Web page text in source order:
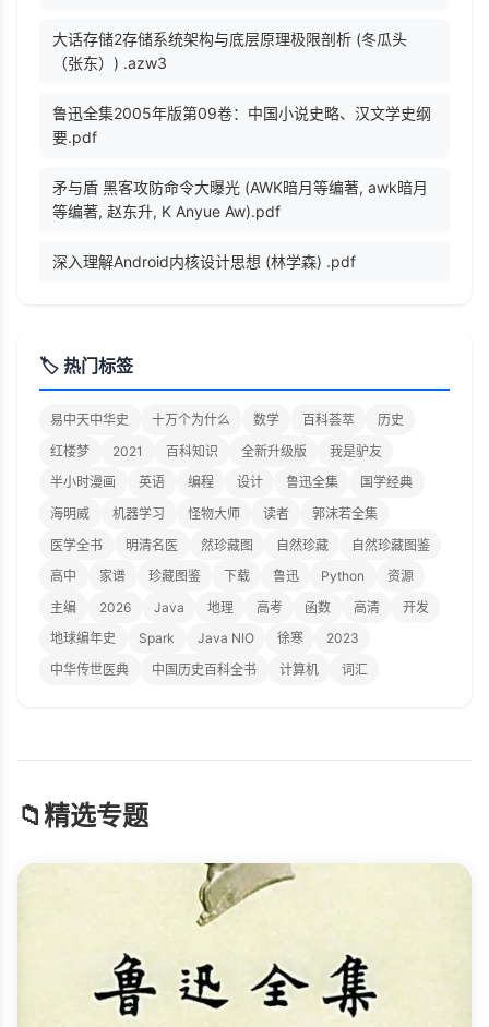
大话存储2存储系统架构与底层原理极限剖析 (冬瓜头
（张东）) .azw3
鲁迅全集2005年版第09卷：中国小说史略、汉文学史纲
要.pdf
矛与盾 黑客攻防命令大曝光 (AWK暗月等编著, awk暗月
等编著, 赵东升, K Anyue Aw).pdf
深入理解Android内核设计思想 (林学森) .pdf
🏷️ 热门标签
易中天中华史 十万个为什么 数学 百科荟萃
历史
红楼梦
2021 百科知识 全新升级版
我是驴友
半小时漫画
英语 编程 设计 鲁迅全集
国学经典
海明威
机器学习 怪物大师 读者
郭沫若全集
医学全书
明清名医 然珍藏图 自然珍藏
自然珍藏图鉴
高中
家谱 珍藏图鉴 下载 鲁迅 Python
资源
主编
2026 Java 地理 高考 函数 高清
开发
地球编年史
Spark Java NIO 徐寒
2023
中华传世医典
中国历史百科全书 计算机 词汇
📁精选专题